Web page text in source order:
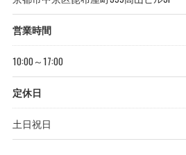
営業時間
10:00～17:00
定休日
土日祝日